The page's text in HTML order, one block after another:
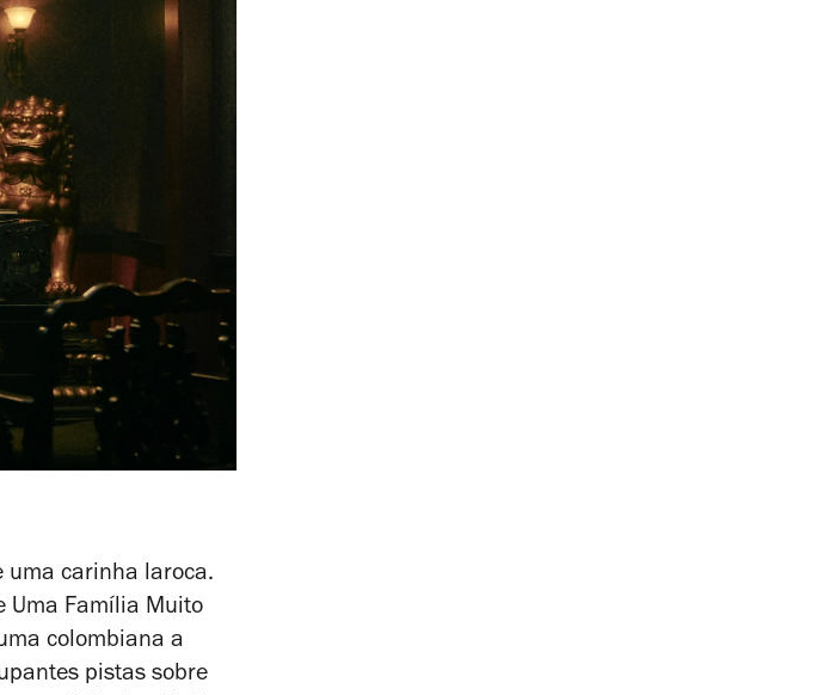
uma carinha laroca.
Uma Família Muito
colombiana a
pistas sobre